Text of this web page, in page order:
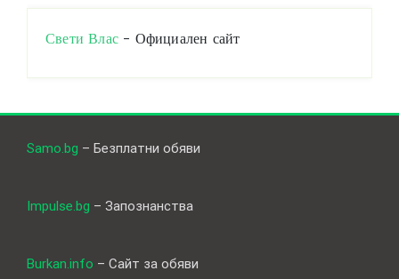
Свети Влас - Официален сайт
Samo.bg – Безплатни обяви
Impulse.bg – Запознанства
Burkan.info – Сайт за обяви